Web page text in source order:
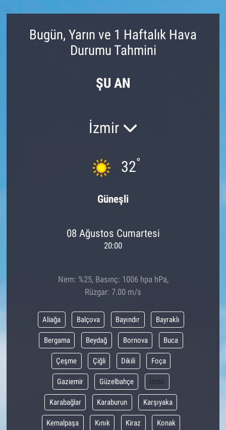
Bugün, Yarın ve 1 Haftalık Hava
Durumu Tahmini
ŞU AN
İzmir
32°
Güneşli
08 Ağustos Cumartesi
20:00
Nem: %25, Basınç: 1006 hpa hPa,
Rüzgar: 7.00 m/s
Aliağa Balçova Bayındır Bayraklı
Bergama Beydağ Bornova Buca
Çeşme Çiğli Dikili Foça
Gaziemir Güzelbahçe İzmir
Karabağlar Karaburun Karşıyaka
Kemalpaşa Kınık Kiraz Konak